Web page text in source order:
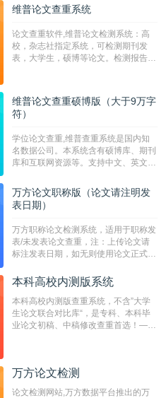
维普论文查重系统
论文查重软件,维普论文检测系统：高
校，杂志社指定系统，可检测期刊发
表，大学生，硕博等论文。检测报告支
维普论文查重硕博版（大于9万字
符）
学位论文查重,维普查重系统是国内知
名数据公司。本系统含有硕博库、期刊
库和互联网资源等。支持中文、英文、
定院校！！！
万方论文职称版（论文请注明发
表日期）
万方职称论文检测系统，适用于职称发
表/未发表论文查重，注：上传论文请
标注发表日期，如无则使用论文正式发
成时间作为发表日期。
本科高校内测版系统
本科高校内测版查重系统，不含”大学
生论文联合对比库“，是专科、本科毕
业论文初稿、中稿修改查重首选！——
万方论文检测
论文检测网站,万方数据平台推出的万